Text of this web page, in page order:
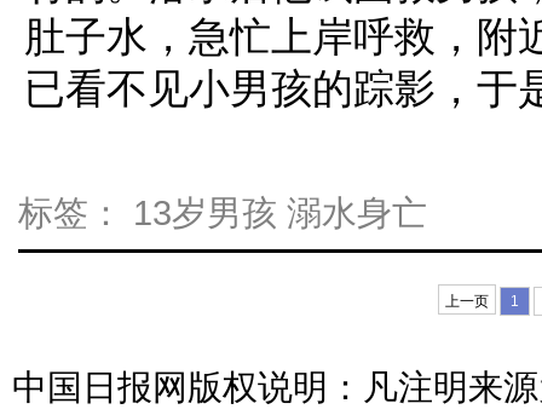
肚子水，急忙上岸呼救，附
已看不见小男孩的踪影，于
标签： 13岁男孩 溺水身亡
上一页 1
中国日报网版权说明：凡注明来